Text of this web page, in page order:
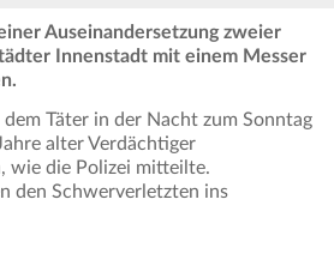
Auseinandersetzung zweier
Innenstadt mit einem Messer
dem Täter in der Nacht zum Sonntag
alter Verdächtiger
wie die Polizei mitteilte.
den Schwerverletzten ins